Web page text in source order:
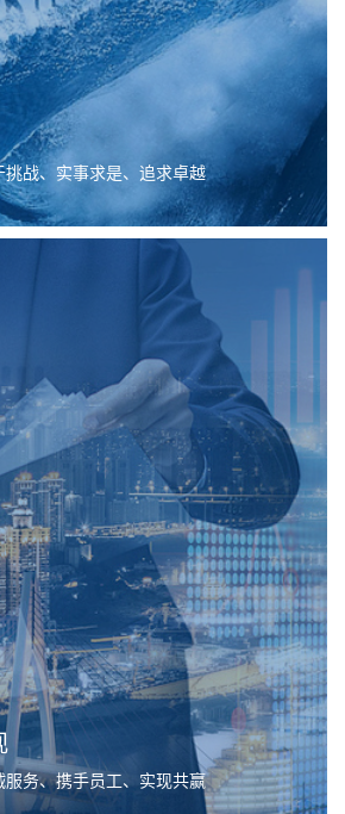
挑战、实事求是、追求卓越
服务、携手员工、实现共赢